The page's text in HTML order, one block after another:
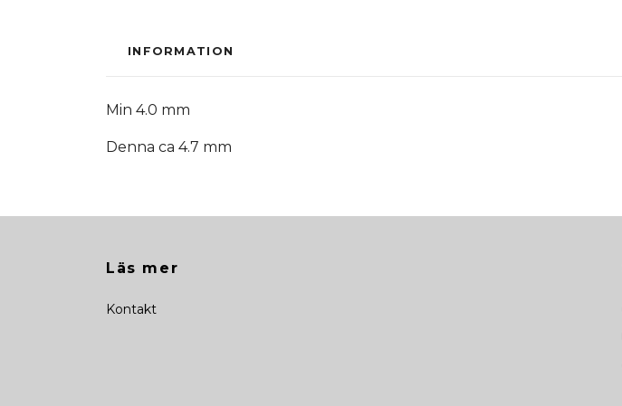
INFORMATION
Min 4.0 mm
Denna ca 4.7 mm
Läs mer
Kontakt